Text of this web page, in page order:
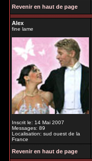
Revenir en haut de page
Alex
fine lame
Inscrit le: 14 Mai 2007
Messages: 89
Localisation: sud ouest de la
France
Revenir en haut de page